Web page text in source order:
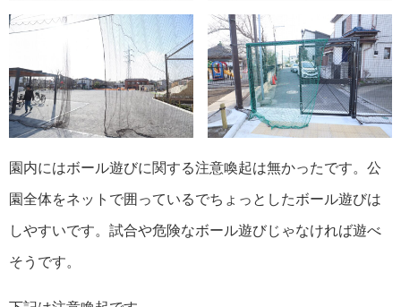
園内にはボール遊びに関する注意喚起は無かったです。公
園全体をネットで囲っているでちょっとしたボール遊びは
しやすいです。試合や危険なボール遊びじゃなければ遊べ
そうです。